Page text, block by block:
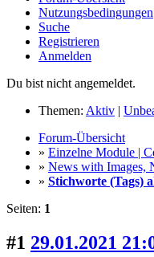
Nutzungsbedingungen
Suche
Registrieren
Anmelden
Du bist nicht angemeldet.
Themen: Aktiv |
Forum-Übersicht
» Einzelne Module |
» News with Images,
» Stichworte (Tags)
Seiten: 1
#1 29.01.2021